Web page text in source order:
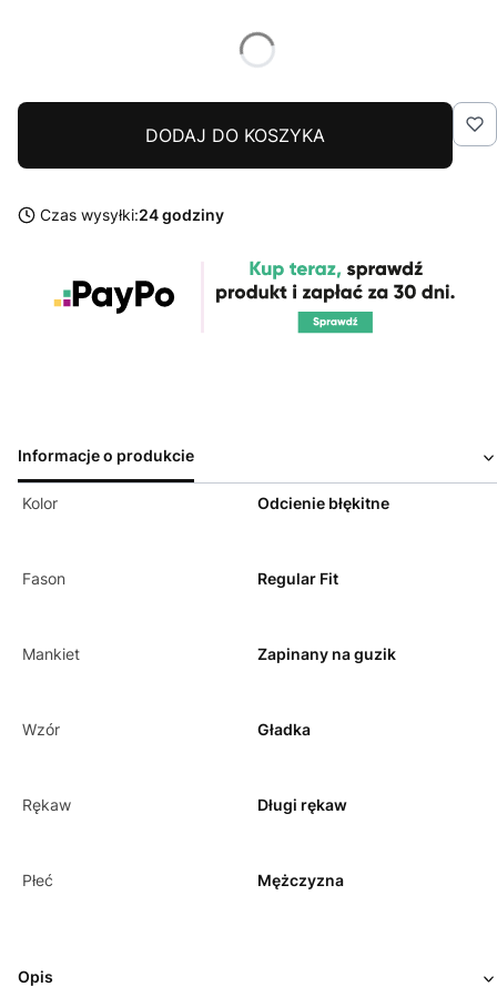
DODAJ DO KOSZYKA
Czas wysyłki:24 godziny
Informacje o produkcie
Kolor Odcienie błękitne
Fason Regular Fit
Mankiet Zapinany na guzik
Wzór Gładka
Rękaw Długi rękaw
Płeć Mężczyzna
Opis